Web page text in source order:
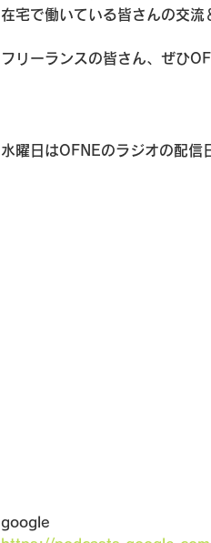
在宅で働いている皆さんの交流
フリーランスの皆さん、ぜひ
水曜日はOFNEのラジオの配信
google